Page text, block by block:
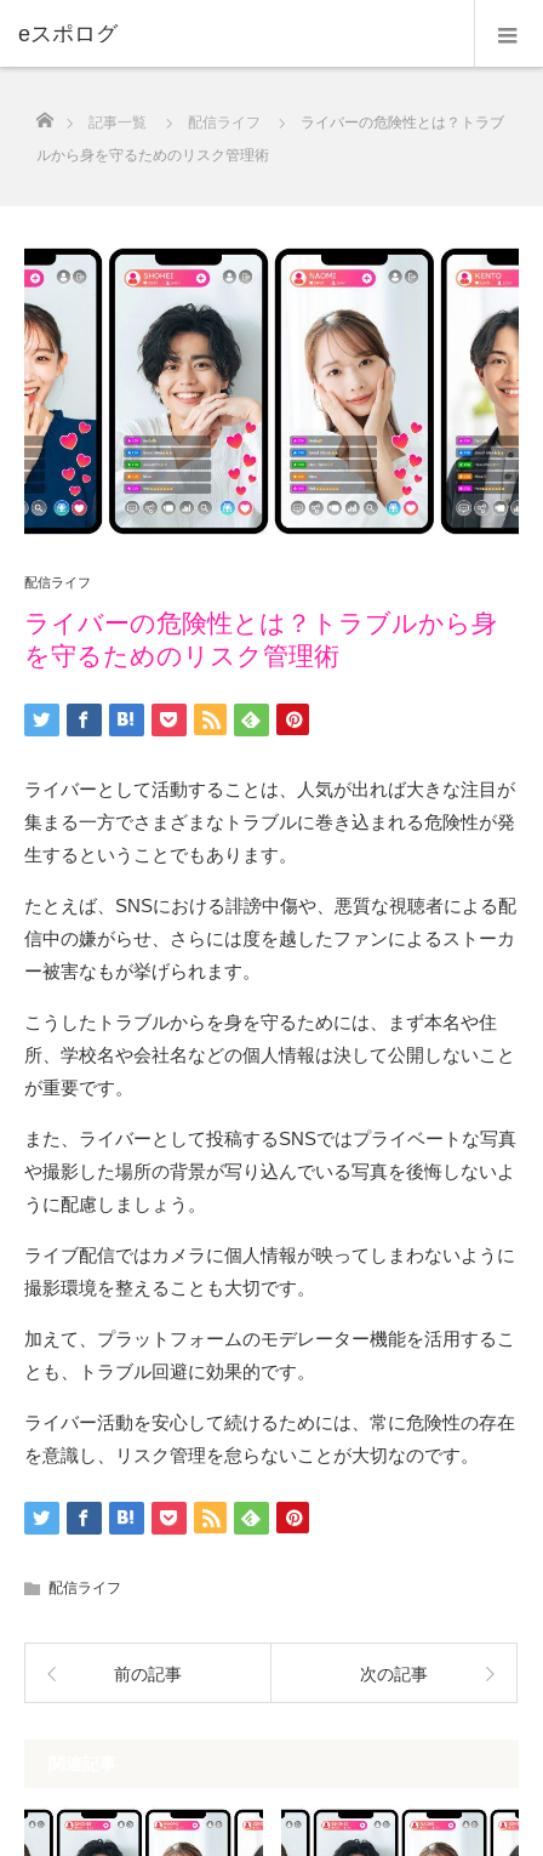
eスポログ
ホーム
記事一覧 配信ライフ
ライバーの危険性とは？トラブ
ルから身を守るためのリスク管理術
配信ライフ
ライバーの危険性とは？トラブルから身
を守るためのリスク管理術
ライバーとして活動することは、人気が出れば大きな注目が
集まる一方でさまざまなトラブルに巻き込まれる危険性が発
生するということでもあります。
たとえば、SNSにおける誹謗中傷や、悪質な視聴者による配
信中の嫌がらせ、さらには度を越したファンによるストーカ
ー被害なもが挙げられます。
こうしたトラブルからを身を守るためには、まず本名や住
所、学校名や会社名などの個人情報は決して公開しないこと
が重要です。
また、ライバーとして投稿するSNSではプライベートな写真
や撮影した場所の背景が写り込んでいる写真を後悔しないよ
うに配慮しましょう。
ライブ配信ではカメラに個人情報が映ってしまわないように
撮影環境を整えることも大切です。
加えて、プラットフォームのモデレーター機能を活用するこ
とも、トラブル回避に効果的です。
ライバー活動を安心して続けるためには、常に危険性の存在
を意識し、リスク管理を怠らないことが大切なのです。
配信ライフ
前の記事 次の記事